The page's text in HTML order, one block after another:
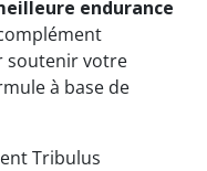
endurance
soutenir votre
à base de
Tribulus